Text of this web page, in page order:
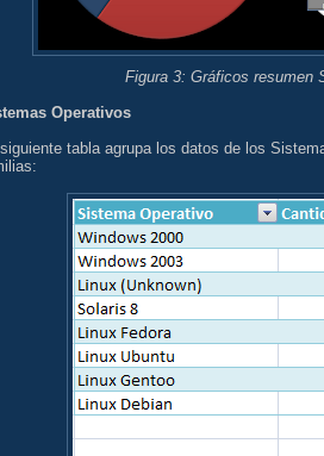
Figura 3: Gráficos resumen
Operativos
siguiente tabla agrupa los datos de los